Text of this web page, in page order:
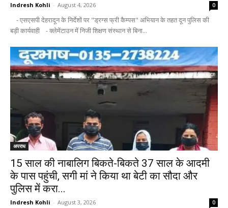
Indresh Kohli - August 4, 2026 0
- एसएसपी देहरादून के निर्देशों पर "ड्रग्स फ्री कैम्पस" अभियान के तहत दून पुलिस की
बड़ी कार्यवाही - क्लेमेंटाउन में निजी शिक्षण संस्थान से बिना...
अपराध
15 साल की नाबालिग बिकते-बिकते 37 साल के आदमी
के पास पहुंची, सगी मां ने किया था बेटी का सौदा और
पुलिस में करा...
Indresh Kohli - August 3, 2026 0